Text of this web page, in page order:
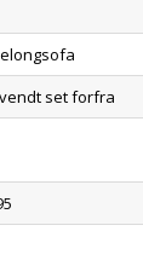
set forfra